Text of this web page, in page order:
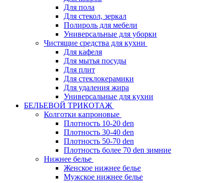
Для пола
Для стекол, зеркал
Полироль для мебели
Универсальные для уборки
Чистящие средства для кухни
Для кафеля
Для мытья посуды
Для плит
Для стеклокерамики
Для удаления жира
Универсальные для кухни
БЕЛЬЕВОЙ ТРИКОТАЖ
Колготки капроновые
Плотность 10-20 den
Плотность 30-40 den
Плотность 50-70 den
Плотность более 70 den зимние
Нижнее белье
Женское нижнее белье
Мужское нижнее белье